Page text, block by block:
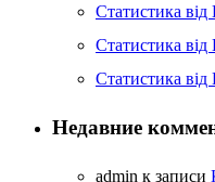
Статистика
Статистика
Статистика
Недавние
admin к записи